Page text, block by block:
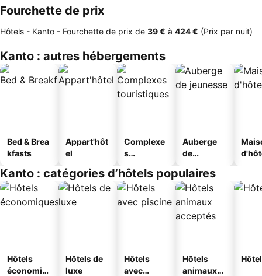
Fourchette de prix
Hôtels - Kanto - Fourchette de prix de ‎39 € à ‎424 € (Prix par nuit)
Kanto : autres hébergements
Bed & Brea
kfasts
Appart'hôt
el
Complexe
s
s
Auberge
de
Kanto : catégories d’hôtels populaires
Hôtels
économiq
Hôtels de
luxe
Hôtels
avec
Hôtels
animaux